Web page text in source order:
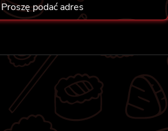
Proszę podać adres